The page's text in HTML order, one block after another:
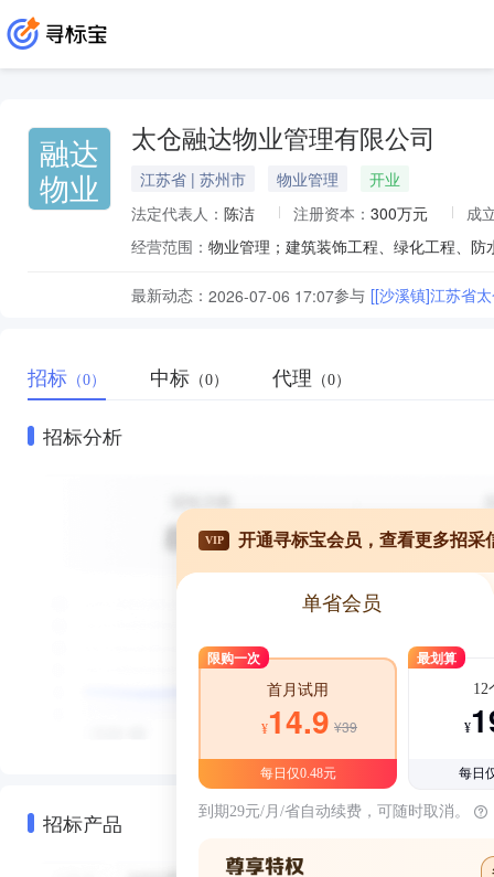
融达
物业
太仓融达物业管理有限公司
江苏省 | 苏州市 物业管理
开业
法定代表人： 陈洁 注册资本： 300万元
成
经营范围：
最新动态： 2026-07-06 17:07参与 [[沙溪镇]江苏省
招标 （0） 中标 （0） 代理 （0）
招标分析
招标产品
VIP 开通寻标宝会员，查看更多招采
单省会员
限购一次
首月试用
¥14.9 ¥39
每日仅0.48元
最划算
12
¥
每日
到期29元/月/省自动续费，可随时取消。